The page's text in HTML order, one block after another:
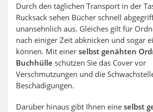
Durch den täglichen Transport in der
Rucksack sehen Bücher schnell
unansehnlich aus. Gleiches gilt für
nach einiger Zeit abknicken und sogar
können. Mit einer selbst genähten
Buchhülle schützen Sie das Cover vor
Verschmutzungen und die
Beschädigungen.
Darüber hinaus gibt Ihnen eine selbst